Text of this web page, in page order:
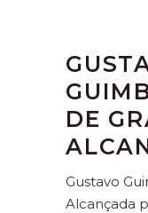
DE
Gustavo
Alcançada